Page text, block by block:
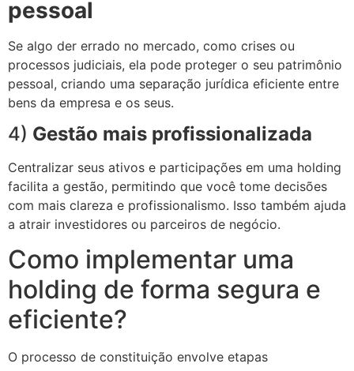
pessoal
Se algo der errado no mercado, como crises ou
processos judiciais, ela pode proteger o seu patrimônio
pessoal, criando uma separação jurídica eficiente entre
bens da empresa e os seus.
4) Gestão mais profissionalizada
Centralizar seus ativos e participações em uma holding
facilita a gestão, permitindo que você tome decisões
com mais clareza e profissionalismo. Isso também ajuda
a atrair investidores ou parceiros de negócio.
Como implementar uma
holding de forma segura e
eficiente?
O processo de constituição envolve etapas